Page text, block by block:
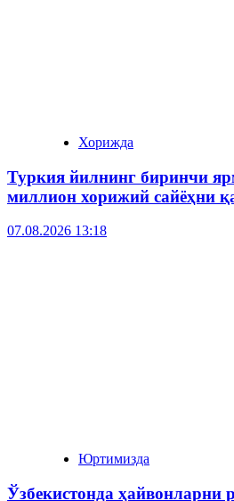
Хорижда
Туркия йилнинг биринчи
миллион хорижий сайёҳни
07.08.2026 13:18
Юртимизда
Ўзбекистонда ҳайвонларни